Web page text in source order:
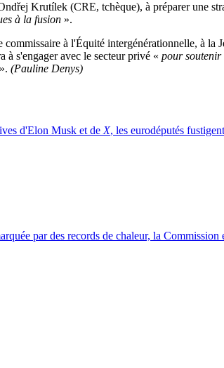
Krutílek (CRE, tchèque), à préparer une
à la fusion ».
commissaire à l'Équité intergénérationnelle, à
à s'engager avec le secteur privé « pour soutenir
». (Pauline Denys)
d'Elon Musk et de X, les eurodéputés
par des records de chaleur, la